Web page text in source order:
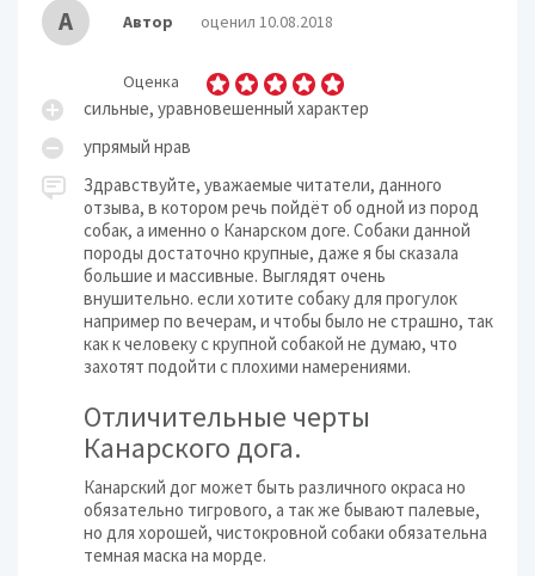
А Автор оценил 10.08.2018
Оценка
сильные, уравновешенный характер
упрямый нрав
Здравствуйте, уважаемые читатели, данного
отзыва, в котором речь пойдёт об одной из пород
собак, а именно о Канарском доге. Собаки данной
породы достаточно крупные, даже я бы сказала
большие и массивные. Выглядят очень
внушительно. если хотите собаку для прогулок
например по вечерам, и чтобы было не страшно, так
как к человеку с крупной собакой не думаю, что
захотят подойти с плохими намерениями.
Отличительные черты
Канарского дога.
Канарский дог может быть различного окраса но
обязательно тигрового, а так же бывают палевые,
но для хорошей, чистокровной собаки обязательна
темная маска на морде.